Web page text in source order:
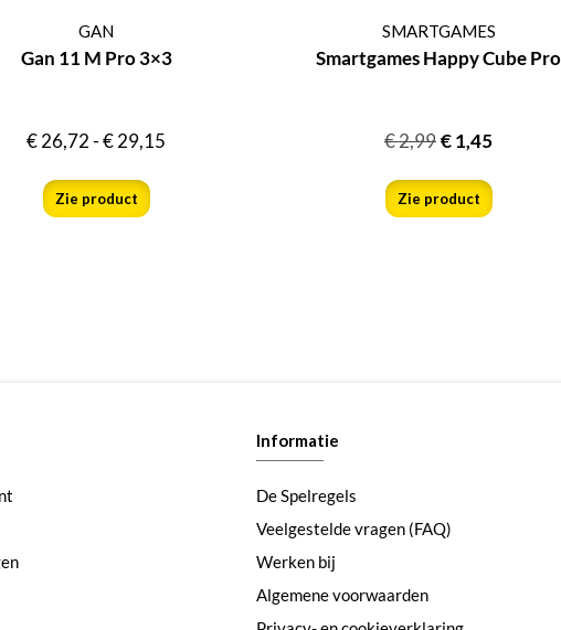
GAN
Gan 11 M Pro 3×3
€26,72-€29,15
Zie product
SMARTGAMES
Smartgames Happy Cube Pro
€2,99€1,45
Zie product
Informatie
De Spelregels
Veelgestelde vragen (FAQ)
Werken bij
Algemene voorwaarden